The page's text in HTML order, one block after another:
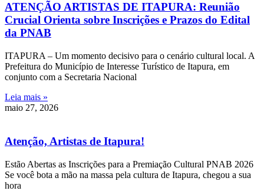
ATENÇÃO ARTISTAS DE ITAPURA: Reunião
Crucial Orienta sobre Inscrições e Prazos do Edital
da PNAB
ITAPURA – Um momento decisivo para o cenário cultural local. A
Prefeitura do Município de Interesse Turístico de Itapura, em
conjunto com a Secretaria Nacional
Leia mais »
maio 27, 2026
Atenção, Artistas de Itapura!
Estão Abertas as Inscrições para a Premiação Cultural PNAB 2026
Se você bota a mão na massa pela cultura de Itapura, chegou a sua
hora